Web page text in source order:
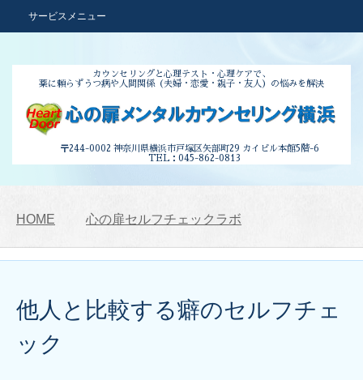
カウンセリングと心理テスト・心理ケアで、
薬に頼らずうつ病や人間関係（夫婦・恋愛・親子・友人）の悩みを解決
〒244-0002 神奈川県横浜市戸塚区矢部町29 カイビル本館5階-6
TEL：045-862-0813
サービスメニュー
HOME 心の扉セルフチェックラボ
他人と比較する癖のセルフチェ
ック